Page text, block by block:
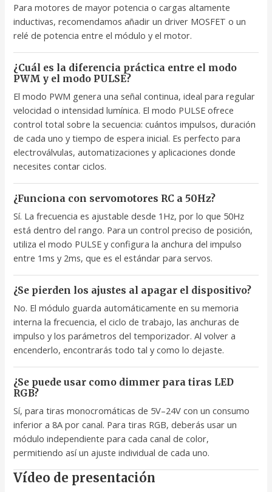
Para motores de mayor potencia o cargas altamente
inductivas, recomendamos añadir un driver MOSFET o un
relé de potencia entre el módulo y el motor.
¿Cuál es la diferencia práctica entre el modo
PWM y el modo PULSE?
El modo PWM genera una señal continua, ideal para regular
velocidad o intensidad lumínica. El modo PULSE ofrece
control total sobre la secuencia: cuántos impulsos, duración
de cada uno y tiempo de espera inicial. Es perfecto para
electroválvulas, automatizaciones y aplicaciones donde
necesites contar ciclos.
¿Funciona con servomotores RC a 50Hz?
Sí. La frecuencia es ajustable desde 1Hz, por lo que 50Hz
está dentro del rango. Para un control preciso de posición,
utiliza el modo PULSE y configura la anchura del impulso
entre 1ms y 2ms, que es el estándar para servos.
¿Se pierden los ajustes al apagar el dispositivo?
No. El módulo guarda automáticamente en su memoria
interna la frecuencia, el ciclo de trabajo, las anchuras de
impulso y los parámetros del temporizador. Al volver a
encenderlo, encontrarás todo tal y como lo dejaste.
¿Se puede usar como dimmer para tiras LED
RGB?
Sí, para tiras monocromáticas de 5V–24V con un consumo
inferior a 8A por canal. Para tiras RGB, deberás usar un
módulo independiente para cada canal de color,
permitiendo así un ajuste individual de cada uno.
Vídeo de presentación